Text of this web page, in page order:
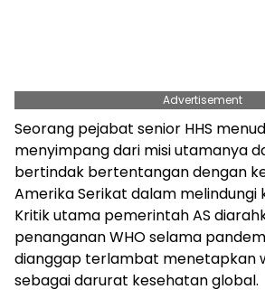
Advertisement
Seorang pejabat senior HHS
menyimpang dari misi utamanya
bertindak bertentangan dengan
Amerika Serikat dalam melindungi
Kritik utama pemerintah AS
penanganan WHO selama
dianggap terlambat menetapkan
sebagai darurat kesehatan global.